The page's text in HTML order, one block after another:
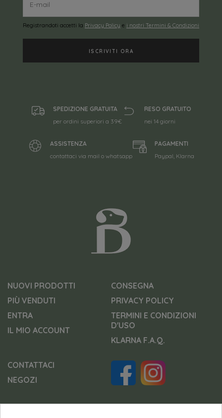
Registrandoti accetti la Privacy Policy e i nostri Termini & Condizioni
SPEDIZIONE GRATUITA
per ordini superiori a 39€
RESO GRATUITO
nei 14 giorni
ASSISTENZA
contattaci via mail o whatsapp
PAGAMENTI
Paypal, Klarna
NUOVI PRODOTTI
PIÙ VENDUTI
ENTRA
IL MIO ACCOUNT
CONSEGNA
PRIVACY POLICY
TERMINI E CONDIZIONI
D'USO
KLARNA F.A.Q.
CONTATTACI
NEGOZI